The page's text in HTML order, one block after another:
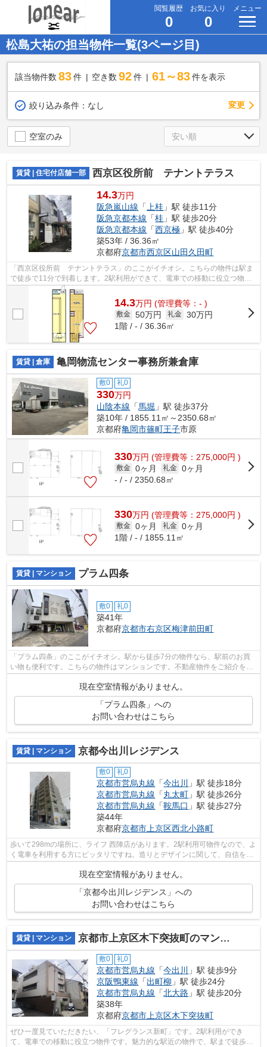
閲覧履歴
0
お気に入り
0
メニュー
松島大祐の担当物件一覧(3ページ目)
該当物件数 83件 空き数 92 件 61～83 件を表示
絞り込み条件： なし 変更
空室のみ
賃貸 | 住宅付店舗一部 西京区役所前 テナントテラス
14.3万円
阪急嵐山線 「 上桂 」駅 徒歩11分
阪急京都本線 「桂 」駅 徒歩20分
阪急京都本線 「西京極 」駅 徒歩40分
築53年 / 36.36㎡
京都府京都市西京区山田久田町
「西京区役所前 テナントテラス」のここがイチオシ。こちらの物件は駅ま
で徒歩で11分で到着します。2駅利用ができて、電車での移動に役立つ物件
14.3万円 (管理費等：- )
敷金 50万円 礼金 30万円
1階 / - / 36.36㎡
賃貸 | 倉庫 亀岡物流センター事務所兼倉庫
敷0 礼0
330万円
山陰本線 「馬堀 」駅 徒歩37分
築10年 / 1855.11㎡～2350.68㎡
京都府亀岡市篠町王子市原
330万円 (管理費等：275,000円 )
敷金 0ヶ月 礼金 0ヶ月
- / - / 2350.68㎡
330万円 (管理費等：275,000円 )
敷金 0ヶ月 礼金 0ヶ月
1階 / - / 1855.11㎡
賃貸 | マンション プラム四条
敷0 礼0
築41年
京都府京都市右京区梅津前田町
「プラム四条」のここがイチオシ。駅から徒歩7分の物件なら、駅前のお買
い物も便利です。こちらの物件はマンションです。不動産物件をご紹介を致
現在空室情報がありません。
「プラム四条」への
お問い合わせはこちら
賃貸 | マンション 京都今出川レジデンス
敷0 礼0
京都市営烏丸線 「今出川
」駅 徒歩18分
京都市営烏丸線 「丸太町 」駅 徒歩26分
京都市営烏丸線 「鞍馬口 」駅 徒歩27分
築44年
京都府京都市上京区西北小路町
歩いて298mの場所に、ライフ 西陣店があります。2駅利用可物件なので、よ
く電車を利用する方にピッタリですね。造りとデザインに関して、自信をも
って情報を提供できるマンションです...
現在空室情報がありません。
「京都今出川レジデンス」への
お問い合わせはこちら
賃貸 | マンション 京都市上京区木下突抜町のマンション
敷0 礼0
京都市営烏丸線 「今出川
」駅 徒歩9分
京阪鴨東線 「出町柳 」駅 徒歩24分
京都市営烏丸線 「北大路 」駅 徒歩20分
築38年
京都府京都市上京区木下突抜町
ぜひ一度見ていただきたい、「フレグランス新町」です。2駅利用ができ
て、電車での移動に役立つ物件です。魅力的な駅近の物件で、駅まで徒歩9